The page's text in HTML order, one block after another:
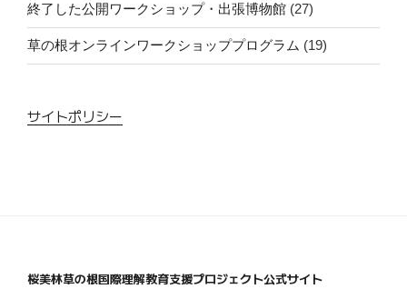
終了した公開ワークショップ・出張博物館 (27)
草の根オンラインワークショッププログラム (19)
サイトポリシー
桜美林草の根国際理解教育支援プロジェクト公式サイト